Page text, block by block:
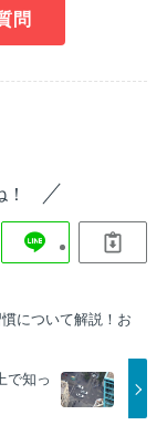
問
について解説！お
で知っ